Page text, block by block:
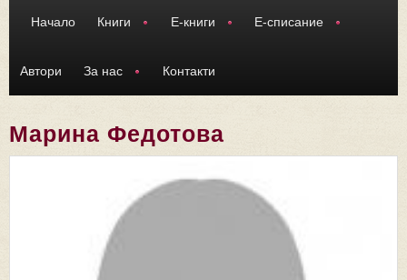
Начало Книги Е-книги Е-списание
Автори За нас Контакти
Марина Федотова